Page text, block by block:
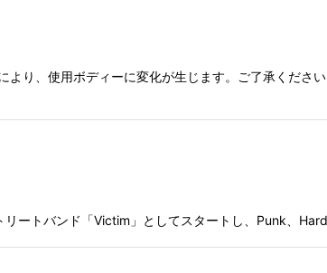
り、使用ボディーに変化が生じます。ご了承くださ
ートバンド「Victim」としてスタートし、Punk、